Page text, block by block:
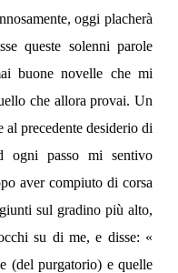
oggi placherà
queste solenni parole
buone novelle che mi
che allora provai. Un
al precedente desiderio di
ogni passo mi sentivo
aver compiuto di corsa
sul gradino più alto,
su di me, e disse: «
(del purgatorio) e quelle